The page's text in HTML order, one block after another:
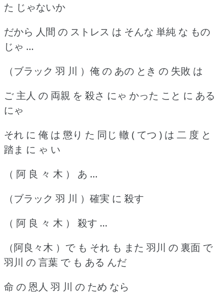
た じゃないか
だから 人間 の ストレス は そんな 単純 な もの
じゃ …
（ブラック 羽 川 ）俺 の あの とき の 失敗 は
ご 主人 の 両親 を 殺さ にゃ かった こと に ある
にゃ
それ に 俺 は 懲り た 同じ 轍 ( てつ ) は 二 度 と
踏ま に ゃ い
（ 阿 良 々 木 ） あ …
（ブラック 羽 川 ）確実 に 殺す
（ 阿 良 々 木 ） 殺す …
（阿良々木 ）で も それ も また 羽川 の 裏面 で
羽川 の 言葉 で も ある んだ
命 の 恩人 羽 川 の ため なら